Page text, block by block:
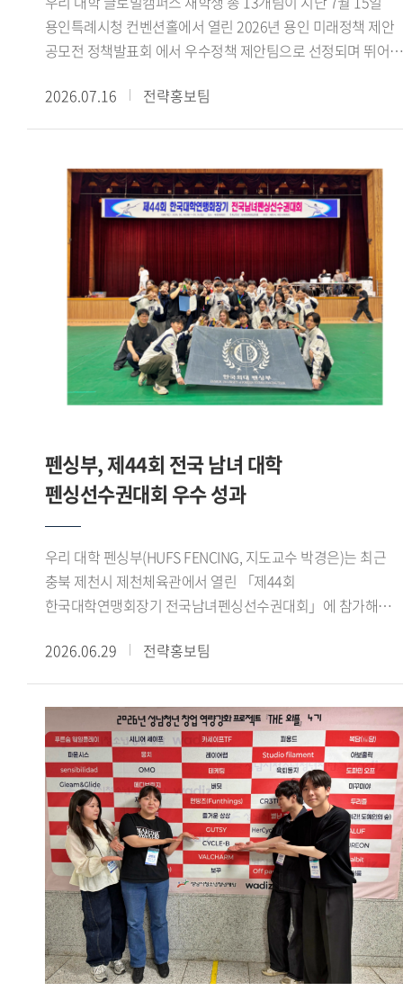
수료했더라고요. 활동하면서 강의실에서 이론으로만 접하던
내용을 현장에서 몸소 겪고, 낯설고 어색한 순간도 많았습니다.
그럼에도 해외에 나가 바이어들과 직접 상담을 하고 억 단위 큰
규모의 거래를 협상하고 계약을 완료한 경험은 정말 큰 도움이
있었습니다.- GTEP사업단 활동을 돌이켜봤을 때 가장 기억에
남는 부분이 있다면 무엇입니까?팀 전시회가 가장 기억에
남습니다. GTEP에 선발되면 팀별로 수출을 도와줄 업체를 직접
찾아 전시회까지 전부 기획해야 합니다. 초면인 사람들과 이런
큰 프로젝트를 맡게 돼 서로 어색하기도 했고, 다들 처음 해보는
일이라 참 난감했습니다. 그래도 함께 의견 나누면서 어떤
제품을, 어느 나라에, 어떤 전략으로, 어떻게 수출할지 정해
나갔습니다. 그렇게 기업 발굴부터 전시회 준비와 부스 디자인,
사후관리까지 해내며 저희 팀과 기업 모두 만족할 수준의
성과를 냈습니다. 성취감과 더불어 감동적이기까지 했던
태국인 바이어들과 소통했던 경험도 특별했습니다. 우리
대학에서 공부하며 태국의 문화적 배경 지식을 쌓고 어학
수준을 높인 상태로 전시회에 참여해서인지 태국인 바이어들이
즐겁게 소통할 수 있었습니다. 전시회를 마칠 때는 제
개인번호를 물어볼 정도로 친해졌습니다. 한국외대를 통해
제가 성장했음을 실감한 순간이었습니다. - 이번 활동이
진로설정에 어떤 영향을 줬을지 궁금합니다.GTEP 활동을 통해
가능성을 피부로 체감한 계기였습니다. 이후 GTEP을 통해
현재는 한국에서 무슬림이 편하게 생활하도록 돕는
라이프스타일 앱을 개발하는 스타트업을 창업했습니다. 국내에
거주하는 무슬림은 전국에 흩어져있는데 이들이 편리하게
쇼핑을 하고 커뮤니티를 이어갈 수 있는 서비스를 제공하려
합니다. 앱은 7월경 출시를 목표로 하고 있습니다. 이처럼 제가
창업에 도전하고 진로를 개척하는 데 GTEP의 역할이 꽤 컸다고
생각합니다. - 앞으로의 계획을 들려주세요. 현재 HUFS Start-
up platform에 입주해 교내 창업지원단의 도움을 받아 창업한
상태입니다. 얼마 전에는 교육부에서 주관하는 학생
창업유망팀 300+ 에 선정돼, 창업을 한 단계씩 발전시켜 나가고
있습니다. 이를 계속 발전시켜 국내 거주 무슬림을 위한 앱은
물론 최종적으로는 국내기업이 할랄 시장에 쉽게 진출하도록
용인특례시청 컨벤션홀에서 열린 2026년 용인 미래정책 제안
공모전 정책발표회 에서 우수정책 제안팀으로 선정되며 뛰어난
용인특례시가 주최한 이번 공모전은 미래사회의 주역인
청년들의 창의적인 아이디어를 발굴하고 이를 용인시의 미래
문화 관광, 도시 교통, 기후 환경, 교육 복지 등 용인시의 주요
현안과 관련된 정책을 제안했다.우리 대학 참가팀들은
용인시의 지역문화 보존과 관광 활성화, 고령층의 디지털 격차
해소, 데이터 기반 로컬 관광 플랫폼 등 지역사회가 직면한
다양한 현안을 주제로 정책을 발표했다. 특히 우리 대학 잇용
(팀장 지은비, 융합인재학부) 참가팀이 제안한 용인 무형유산
실감형 전승 콘텐츠 개발 방법 정책은 용인시산업진흥원이
추진 중인 첨단기술 융합실증사업 과 연계해 현장 실증을 통해
현장 적용 가능성을 검증하고, 향후 정책에 반영할 방침이다.
참가 학생들은 지난 4월부터 6월까지 약 3개월간 민 관 협력
용인시정연구원 등 분야별 전문가들의 검토와 자문을 바탕으로
정책의 타당성과 실현 가능성을 높였다.이번 공모전에서는
정책의 창의성, 타당성, 효과성, 실현 가능성 등을 종합적으로
현안에 접목하고, 실제 행정 현장에 적용할 수 있는 구체적인
실행 방안을 제시해 우수한 평가를 받았다.이번 성과는 우리
대학 학생들이 지역사회의 문화, 복지, 관광 문제를 청년의
점에서 의미가 있다. 학생들이 대학에서 쌓은 전공 역량과
창의적 사고를 지역사회 문제 해결에 적용하며 정책 기획
능력과 현장 실무 역량을 보여줬다는 평가다.한편,
용인특례시는 현장 적용 가능성이 높은 우수 정책을 관련
사업과 연계해 실증하고, 검토 결과를 바탕으로 실제 정책에
반영할 계획이다. 이를 통해 청년들이 제안한 아이디어가
지역사회의 변화를 이끄는 실질적인 정책으로 발전할 수
있도록 지원할 예정이다.
2026.07.16 전략홍보팀
펜싱부, 제44회 전국 남녀 대학
펜싱선수권대회 우수 성과
우리 대학 펜싱부(HUFS FENCING, 지도교수 박경은)는 최근
충북 제천시 제천체육관에서 열린 「제44회
한국대학연맹회장기 전국남녀펜싱선수권대회」에 참가해
성적을 거두었다.이번 대회는 한국대학펜싱연맹이 주최하고
제천시와 제천시체육회가 후원한 전국 규모의 대회로, 전국
38개 대학 선수부와 40개 대학 동아리부 등 총 647명이
참가했다. 우리 대학에서는 선수 29명이 출전해 뛰어난 기량과
팀워크를 바탕으로 여러 종목에서 입상하며 우수한 경쟁력을
보여주었다.여자 플뢰레 단체전에서는 김지성(영미문학 문화
22), 최예진(체코 슬로바키아 22), Hortense(국제학 23), 김은
(영미문학 문화 23) 학생이 팀을 이뤄 우승을 차지했다.
개인전에서도 우수한 성과가 이어졌다. 김지성(영미문학 문화
22) 학생이 여자 플뢰레 개인전 준우승을 차지했으며, 이기령
(중국외교통상 22) 학생은 남자 플뢰레 개인전 3위, 이유종
(정치외교 24) 학생은 남자 에페 개인전 3위에 올랐다. 이나래
(LD 24) 학생도 여자 플뢰레 개인전 5위를 기록하며 좋은
성적을 거두었다.이번 대회를 통해 우리 대학 펜싱부는
2026.06.29 전략홍보팀